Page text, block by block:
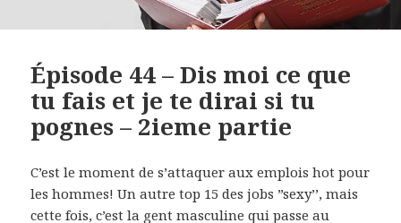
Épisode 44 – Dis moi ce que
tu fais et je te dirai si tu
pognes – 2ieme partie
C’est le moment de s’attaquer aux emplois hot pour
les hommes! Un autre top 15 des jobs ”sexy’’, mais
cette fois, c’est la gent masculine qui passe au